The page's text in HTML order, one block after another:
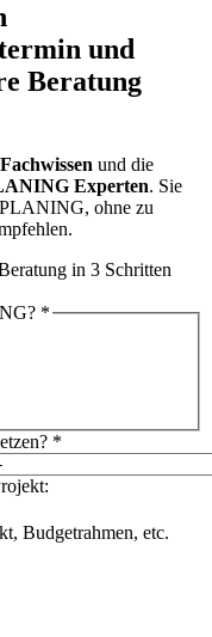
und
Beratung
und die
Experten. Sie
ohne zu
in 3 Schritten
*
*
Budgetrahmen, etc.